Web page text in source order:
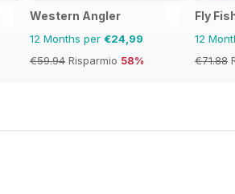
Western Angler
12 Months per €24,99
€59.94 Risparmio 58%
Fly
12
€71.88